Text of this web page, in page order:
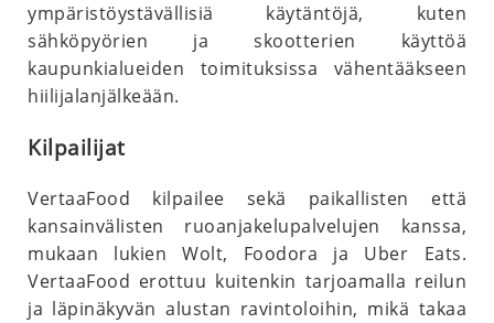
ympäristöystävällisiä käytäntöjä, kuten
sähköpyörien ja skootterien käyttöä
kaupunkialueiden toimituksissa vähentääkseen
hiilijalanjälkeään.
Kilpailijat
VertaaFood kilpailee sekä paikallisten että
kansainvälisten ruoanjakelupalvelujen kanssa,
mukaan lukien Wolt, Foodora ja Uber Eats.
VertaaFood erottuu kuitenkin tarjoamalla reilun
ja läpinäkyvän alustan ravintoloihin, mikä takaa